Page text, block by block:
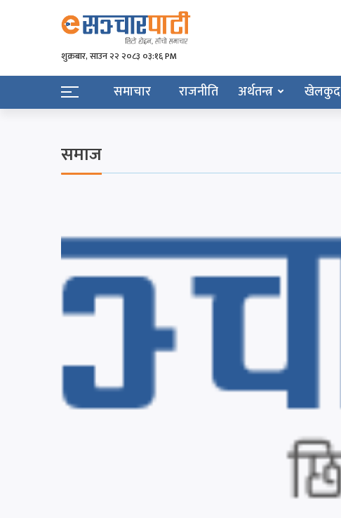
शुक्रबार​, साउन २२ २०८३ ०३:१६ PM
समाचार राजनीति अर्थतन्त्र खेलकुद
समाज